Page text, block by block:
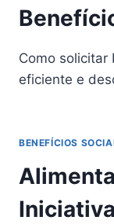
Como solicitar
eficiente e
BENEFÍCIOS